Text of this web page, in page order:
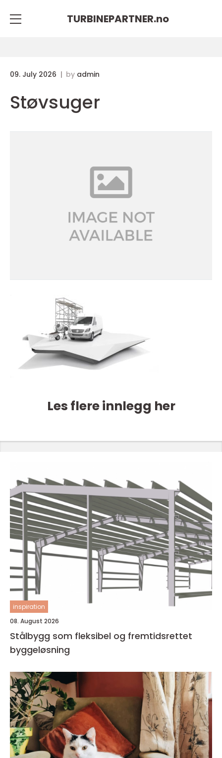
TURBINEPARTNER.no
09. July 2026 by admin
Støvsuger
Les flere innlegg her
inspiration
08. August 2026
Stålbygg som fleksibel og fremtidsrettet
byggeløsning